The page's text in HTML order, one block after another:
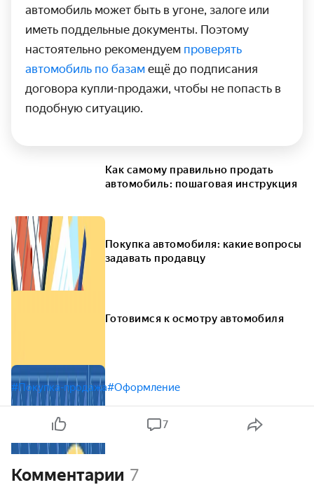
автомобиль может быть в угоне, залоге или
иметь поддельные документы. Поэтому
настоятельно рекомендуем проверять
автомобиль по базам ещё до подписания
договора купли-продажи, чтобы не попасть в
подобную ситуацию.
Как самому правильно продать
автомобиль: пошаговая инструкция
Покупка автомобиля: какие вопросы
задавать продавцу
Готовимся к осмотру автомобиля
#Покупка-продажа#Оформление
7
Комментарии 7